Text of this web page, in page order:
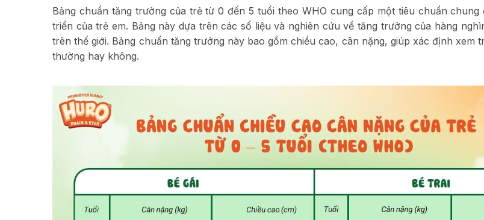
Bảng chuẩn tăng trưởng của trẻ từ 0 đến 5 tuổi theo WHO cung cấp một tiêu chuẩn chung
triển của trẻ em. Bảng này dựa trên các số liệu và nghiên cứu về tăng trưởng của hàng
trên thế giới. Bảng chuẩn tăng trưởng này bao gồm chiều cao, cân nặng, giúp xác định xem
thường hay không.